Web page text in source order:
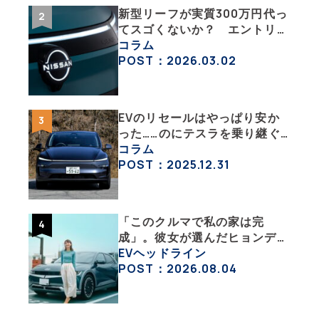
新型リーフが実質300万円代っ
てスゴくないか？ エントリー
グレード「B5」の中身を詳細
チェックした
コラム
POST：2026.03.02
EVのリセールはやっぱり安か
った……のにテスラを乗り継ぐ
ってどういうこと？ 【テスラ
沼にはまった大学教授のEV生
コラム
POST：2025.12.31
「このクルマで私の家は完
成」。彼女が選んだヒョンデ
「IONIQ 5」の「エネルギーハ
ック」な生活【ななみんEVレ
EVヘッドライン
POST：2026.08.04